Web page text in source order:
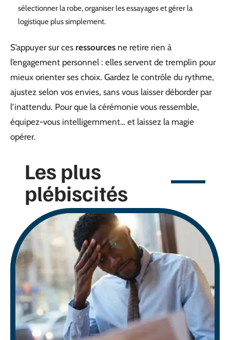
sélectionner la robe, organiser les essayages et gérer la
logistique plus simplement.
S’appuyer sur ces ressources ne retire rien à
l’engagement personnel : elles servent de tremplin pour
mieux orienter ses choix. Gardez le contrôle du rythme,
ajustez selon vos envies, sans vous laisser déborder par
l’inattendu. Pour que la cérémonie vous ressemble,
équipez-vous intelligemment… et laissez la magie
opérer.
Les plus
plébiscités